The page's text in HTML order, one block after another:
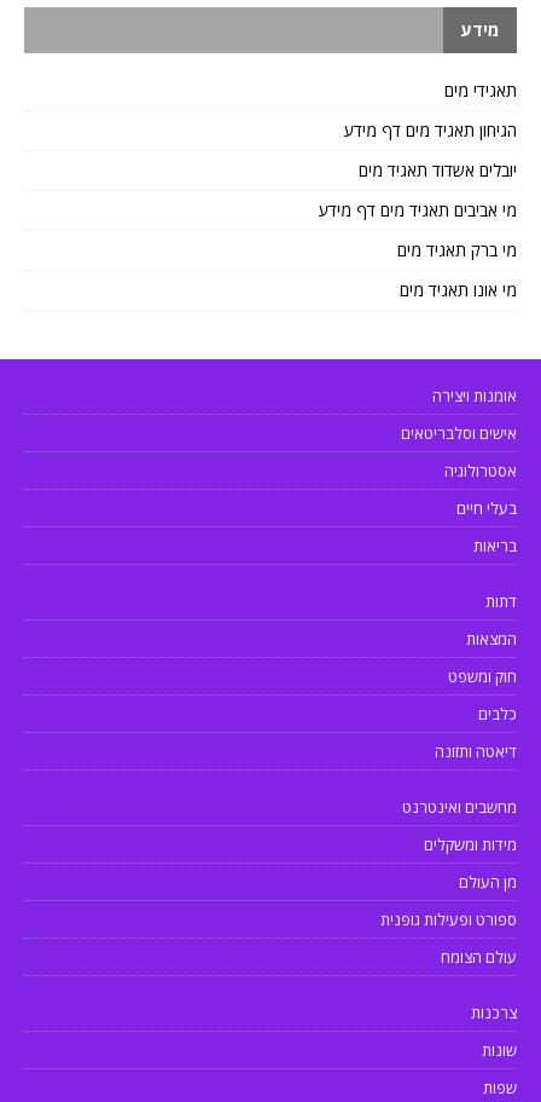
מידע
תאגידי מים
הגיחון תאגיד מים דף מידע
יובלים אשדוד תאגיד מים
מי אביבים תאגיד מים דף מידע
מי ברק תאגיד מים
מי אונו תאגיד מים
אומנות ויצירה
אישים וסלבריטאים
אסטרולוגיה
בעלי חיים
בריאות
דתות
המצאות
חוק ומשפט
כלבים
דיאטה ותזונה
מחשבים ואינטרנט
מידות ומשקלים
מן העולם
ספורט ופעילות גופנית
עולם הצומח
צרכנות
שונות
שפות